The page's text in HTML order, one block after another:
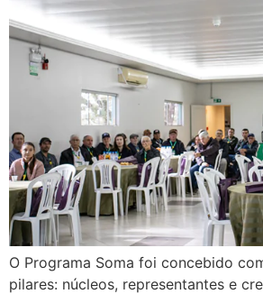
O Programa Soma foi concebido
pilares: núcleos, representantes e